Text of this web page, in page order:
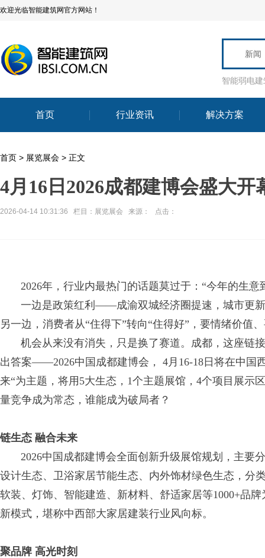
欢迎光临智能建筑网官方网站！
新闻
智能弱电建
首页 行业资讯 解决方案
首页 > 展览展会 > 正文
4月16日2026成都建博会盛大
2026-04-14 10:31:36 栏目： 展览展会 来源： 点击：
2026年，行业内最热门的话题莫过于：“今年的生意
一边是政策红利——成渝双城经济圈提速，城市更新
另一边，消费者从“住得下”转向“住得好”，要情绪价值
机会从来没有消失，只是换了赛道。成都，这座链
出答案——2026中国成都建博会， 4月16-18日将在中国
来“为主题，将用5大生态，1个主题展馆，4个项目展示
量竞争成为常态，谁能成为破局者？
链生态 融合未来
2026中国成都建博会全面创新升级展馆规划，主要
设计生态、卫浴家居节能生态、内外饰材绿色生态，分
软装、灯饰、智能建造、新材料、舒适家居等1000+品
新模式，堪称中西部大家居建装行业风向标。
聚品牌 高光时刻